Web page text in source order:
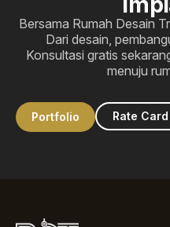
Bersama Rumah Desain
Dari desain,
Konsultasi gratis
menuju
Portfolio Rate Card